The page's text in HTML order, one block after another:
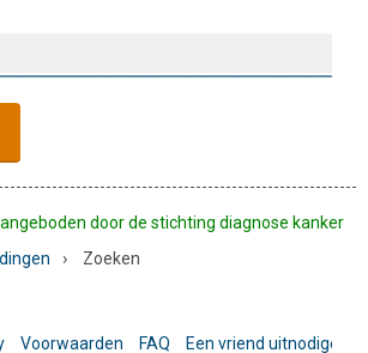
› Zoeken
door de stichting diagnose kanker
Voorwaarden FAQ Een vriend uitnodigen